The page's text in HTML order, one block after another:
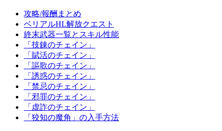
攻略/報酬まとめ
ベリアルHL解放クエスト
終末武器一覧とスキル性能
「技錬のチェイン」
「賦活のチェイン」
「謳歌のチェイン」
「誘惑のチェイン」
「禁忌のチェイン」
「邪罪のチェイン」
「虚詐のチェイン」
「狡知の魔角」の入手方法